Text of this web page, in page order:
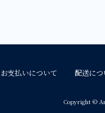
お支払いについて 配送につ
Copyright ©